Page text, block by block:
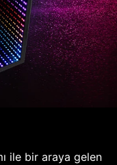
ile bir araya gelen